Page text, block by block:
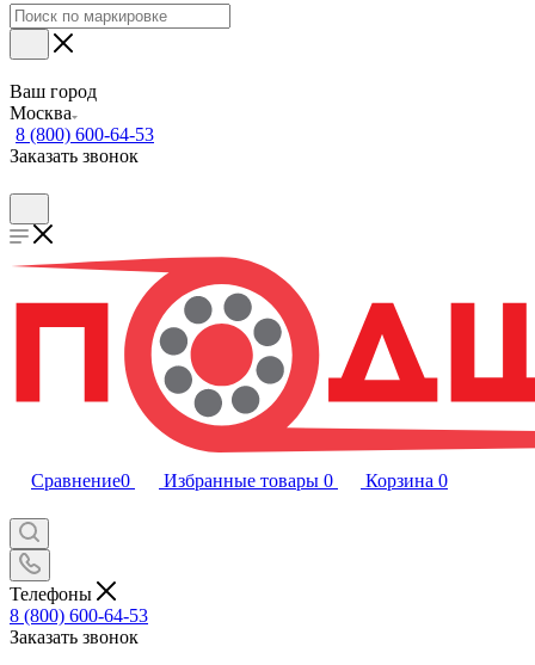
Ваш город
Москва
8 (800) 600-64-53
Заказать звонок
Сравнение0 Избранные товары 0 Корзина 0
Телефоны
8 (800) 600-64-53
Заказать звонок